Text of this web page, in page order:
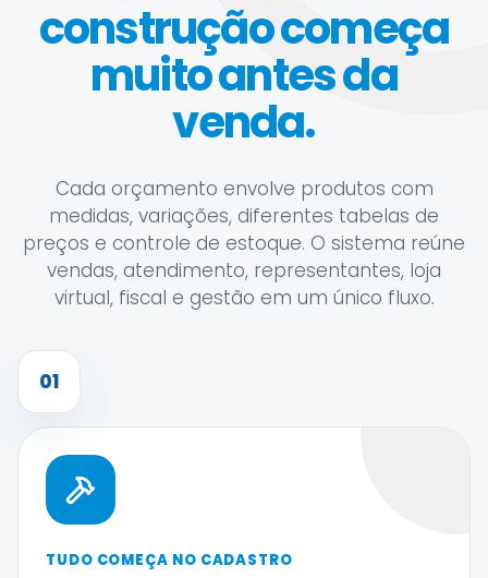
construção começa
muito antes da
venda.
Cada orçamento envolve produtos com
medidas, variações, diferentes tabelas de
preços e controle de estoque. O sistema reúne
vendas, atendimento, representantes, loja
virtual, fiscal e gestão em um único fluxo.
01
TUDO COMEÇA NO CADASTRO